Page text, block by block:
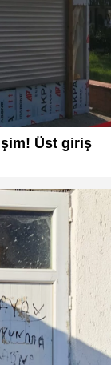
Üst giriş